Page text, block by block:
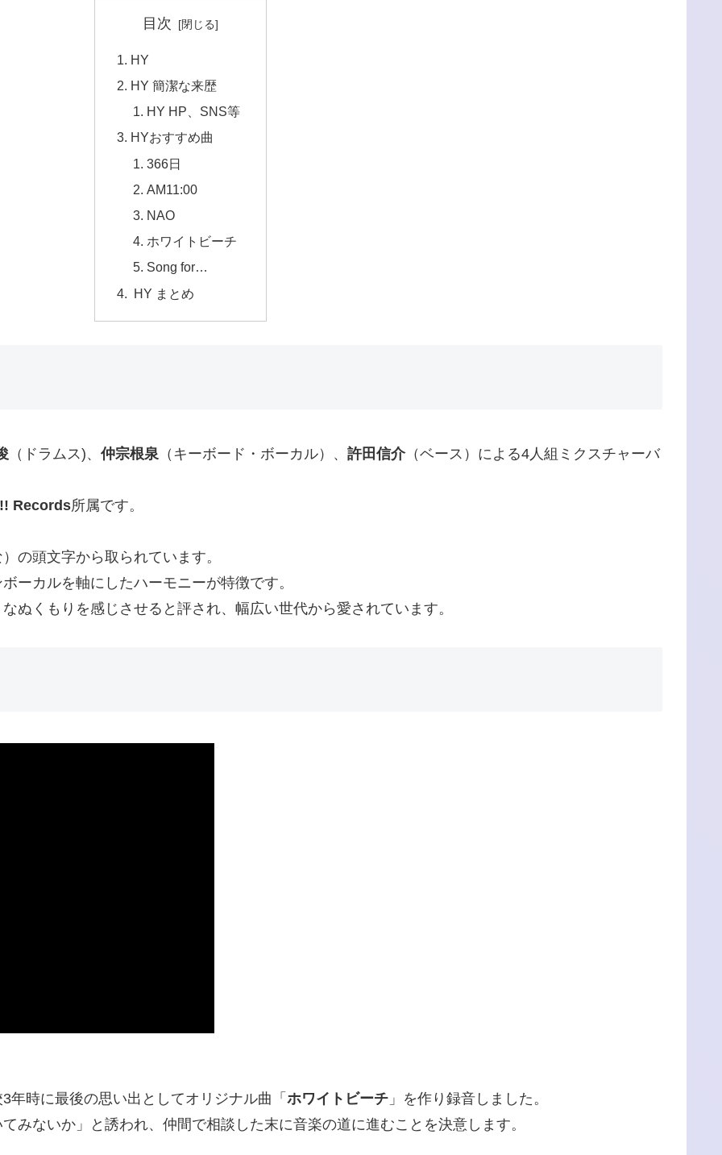
目次
HY
HY 簡潔な来歴
HY HP、SNS等
HYおすすめ曲
366日
AM11:00
NAO
ホワイトビーチ
Song for…
HY まとめ
（ドラムス)、 仲宗根泉 （キーボード・ボーカル）、 許田信介（ベース）による4人組ミクスチャーバ
Records所属です。
の頭文字から取られています。
ーカルを軸にしたハーモニーが特徴です。
ぬくもりを感じさせると評され、幅広い世代から愛されています。
時に最後の思い出としてオリジナル曲「 ホワイトビーチ 」を作り録音しました。
みないか」と誘われ、仲間で相談した末に音楽の道に進むことを決意します。